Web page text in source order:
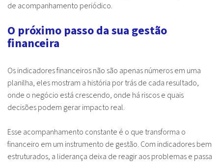
de acompanhamento periódico.
O próximo passo da sua gestão
financeira
Os indicadores financeiros não são apenas números em uma
planilha, eles mostram a história por trás de cada resultado,
onde o negócio está crescendo, onde há riscos e quais
decisões podem gerar impacto real.
Esse acompanhamento constante é o que transforma o
financeiro em um instrumento de gestão. Com indicadores bem
estruturados, a liderança deixa de reagir aos problemas e passa